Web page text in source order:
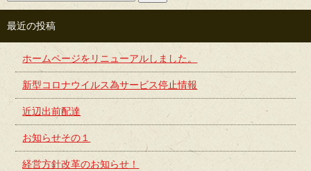
最近の投稿
ホームページをリニューアルしました。
新型コロナウイルス為サービス停止情報
近辺出前配達
お知らせその１
経営方針改革のお知らせ！